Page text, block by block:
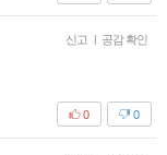
신고 | 공감 확인
0
0